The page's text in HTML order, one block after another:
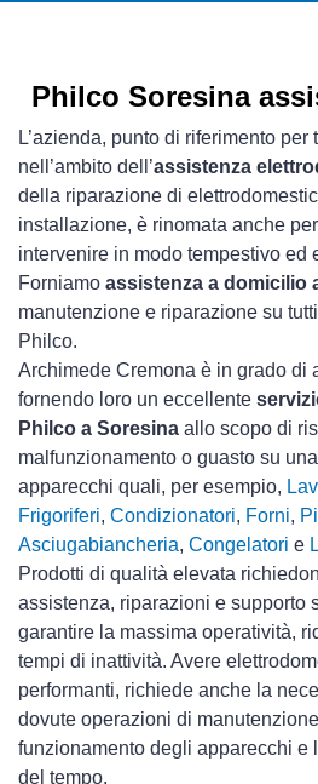
Philco Soresina
L’azienda, punto di riferimento
nell’ambito dell’assistenza
della riparazione di
installazione, è rinomata anche
intervenire in modo tempestivo ed
Forniamo assistenza a domicilio
manutenzione e riparazione su
Philco.
Archimede Cremona è in grado di
fornendo loro un eccellente
Philco a Soresina allo scopo di
malfunzionamento o guasto su
apparecchi quali, per esempio,
Frigoriferi, Condizionatori, Forni,
Asciugabiancheria, Congelatori e
Prodotti di qualità elevata
assistenza, riparazioni e supporto
garantire la massima operatività,
tempi di inattività. Avere
performanti, richiede anche la
dovute operazioni di
funzionamento degli apparecchi e
del tempo.